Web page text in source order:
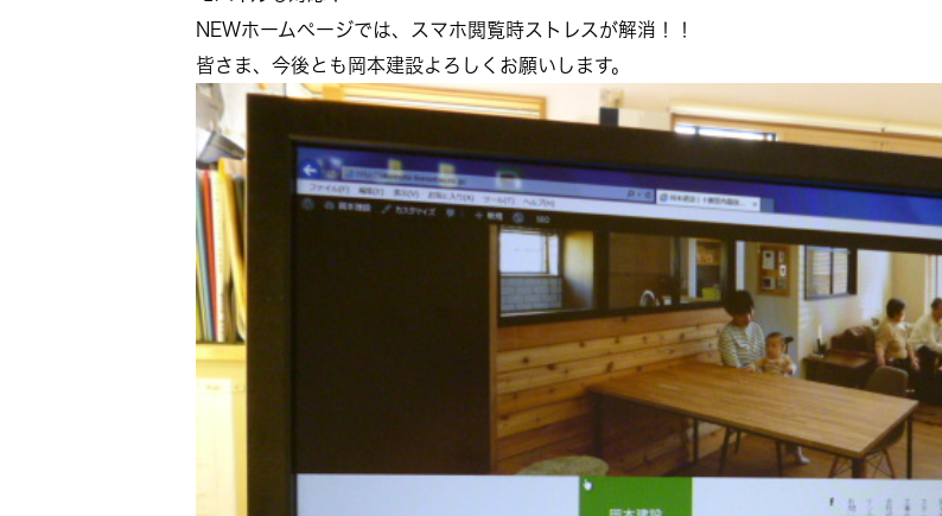
NEWホームページでは、スマホ閲覧時ストレスが解消！！
皆さま、今後とも岡本建設よろしくお願いします。